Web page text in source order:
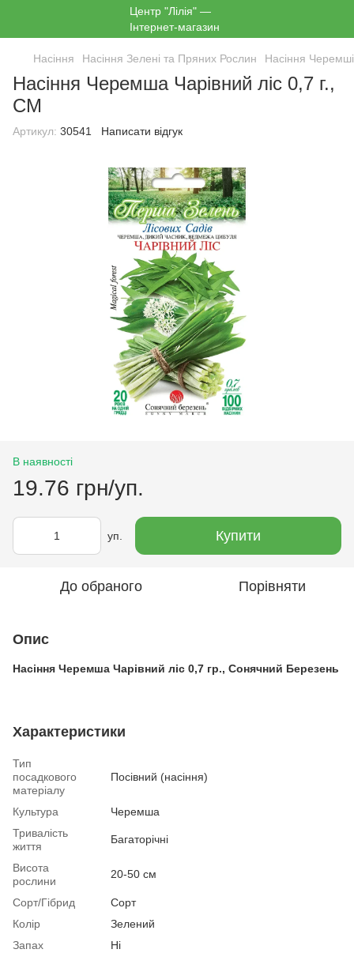
Насіння Насіння Зелені та Пряних Рослин Насіння Черемші
Насіння Черемша Чарівний ліс 0,7 г.,
СМ
Артикул: 30541 Написати відгук
В наявності
19.76 грн/уп.
уп. Купити
До обраного Порівняти
Опис
Насіння Черемша Чарівний ліс 0,7 гр., Сонячний Березень
Характеристики
Тип
посадкового
матеріалу
Посівний (насіння)
Культура
Черемша
Тривалість
життя
Багаторічні
Висота
рослини
20-50 см
Сорт/Гібрид
Сорт
Колір
Зелений
Запах
Ні